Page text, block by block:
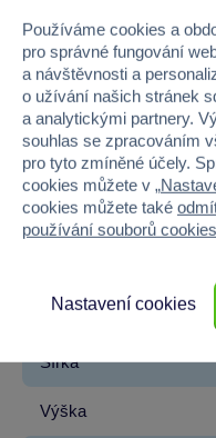
Kód produktu
Značka
Licence
Řada
Věk od
Materiál
Šířka
Výška
Používáme cookies a
pro správné fungování
a návštěvnosti a
o užívání našich stránek
a analytickými partnery.
souhlas se zpracováním
pro tyto zmíněné účely.
cookies můžete v „
cookies můžete také
používání souborů cookies
Nastavení cookies